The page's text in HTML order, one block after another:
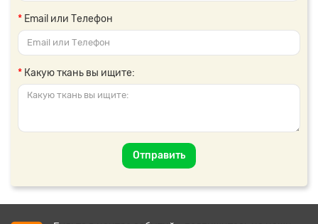
Email или Телефон
Какую ткань вы ищите:
Отправить